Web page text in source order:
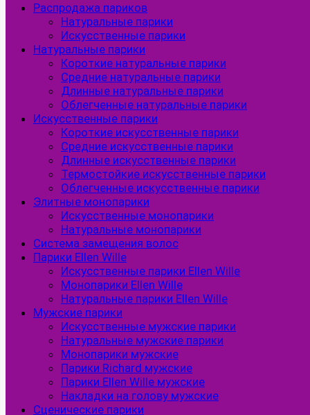
Распродажа париков
Натуральные парики
Искусственные парики
Натуральные парики
Короткие натуральные парики
Средние натуральные парики
Длинные натуральные парики
Облегченные натуральные парики
Искусственные парики
Короткие искусственные парики
Средние искусственные парики
Длинные искусственные парики
Термостойкие искусственные парики
Облегченные искусственные парики
Элитные монопарики
Искусственные монопарики
Натуральные монопарики
Система замещения волос
Парики Ellen Wille
Искусственные парики Ellen Wille
Монопарики Ellen Wille
Натуральные парики Ellen Wille
Мужские парики
Искусственные мужские парики
Натуральные мужские парики
Монопарики мужские
Парики Richard мужские
Парики Ellen Wille мужские
Накладки на голову мужские
Сценические парики